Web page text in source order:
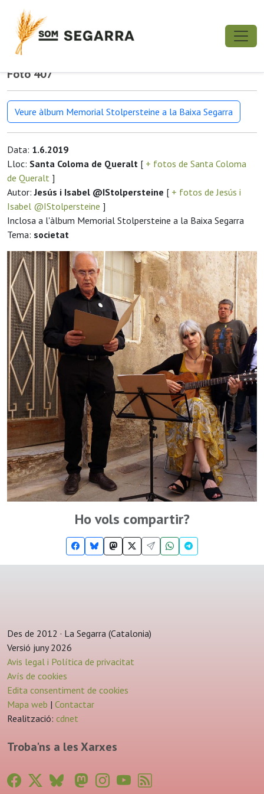
Foto 407
Veure àlbum Memorial Stolpersteine a la Baixa Segarra
Data: 1.6.2019
Lloc: Santa Coloma de Queralt [ + fotos de Santa Coloma
de Queralt ]
Autor:Jesús i Isabel @IStolpersteine [ + fotos de Jesús i
Isabel @IStolpersteine ]
Inclosa a l'àlbum Memorial Stolpersteine a la Baixa Segarra
Tema: societat
Ho vols compartir?
Des de 2012 · La Segarra (Catalonia)
Versió juny 2026
Avis legal i Política de privacitat
Avís de cookies
Edita consentiment de cookies
Mapa web | Contactar
Realització: cdnet
Troba'ns a les Xarxes